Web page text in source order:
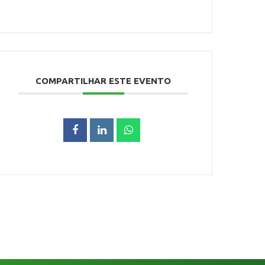
COMPARTILHAR ESTE EVENTO